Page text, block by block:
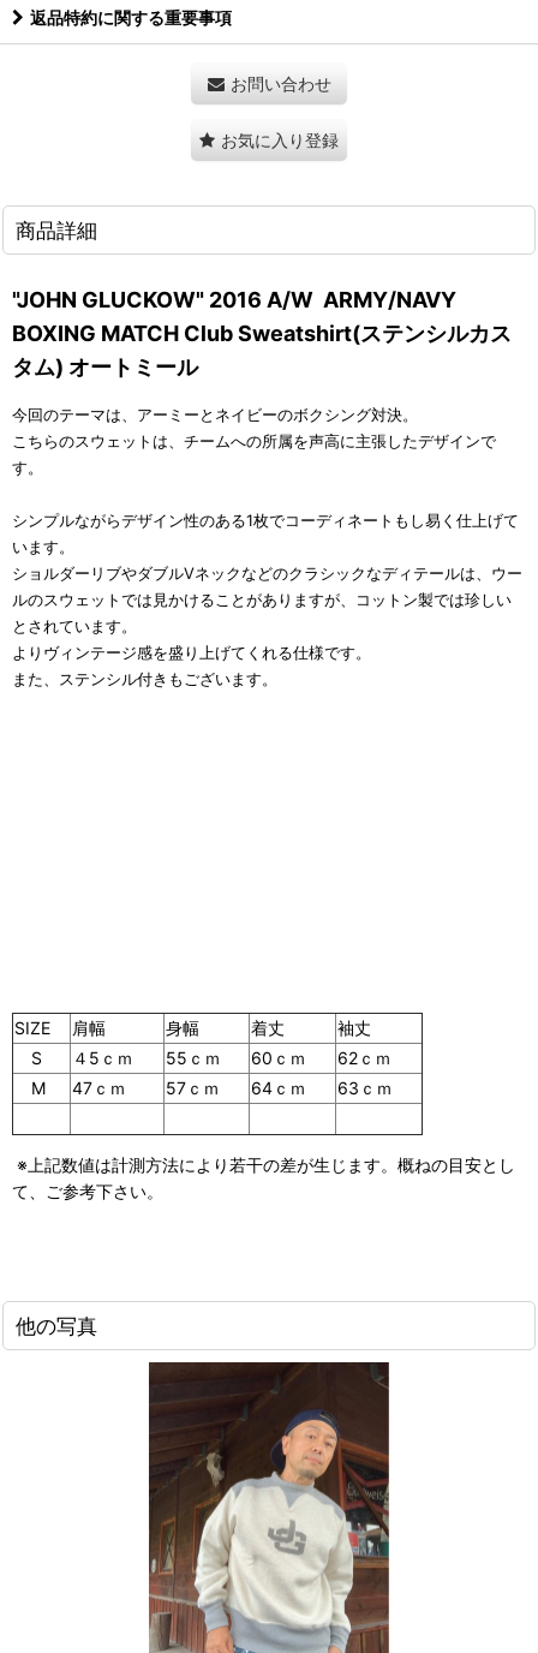
返品特約に関する重要事項
お問い合わせ
お気に入り登録
商品詳細
"JOHN GLUCKOW" 2016 A/W ARMY/NAVY
BOXING MATCH Club Sweatshirt(ステンシルカス
タム) オートミール
今回のテーマは、アーミーとネイビーのボクシング対決。
こちらのスウェットは、チームへの所属を声高に主張したデザインで
す。
シンプルながらデザイン性のある1枚でコーディネートもし易く仕上げて
います。
ショルダーリブやダブルVネックなどのクラシックなディテールは、ウー
ルのスウェットでは見かけることがありますが、コットン製では珍しい
とされています。
よりヴィンテージ感を盛り上げてくれる仕様です。
また、ステンシル付きもございます。
SIZE 肩幅 身幅 着丈
袖丈
S
４5ｃｍ 55ｃｍ 60ｃｍ
62ｃｍ
M
47ｃｍ 57ｃｍ 64ｃｍ 63ｃｍ
※上記数値は計測方法により若干の差が生じます。概ねの目安とし
て、ご参考下さい。
他の写真